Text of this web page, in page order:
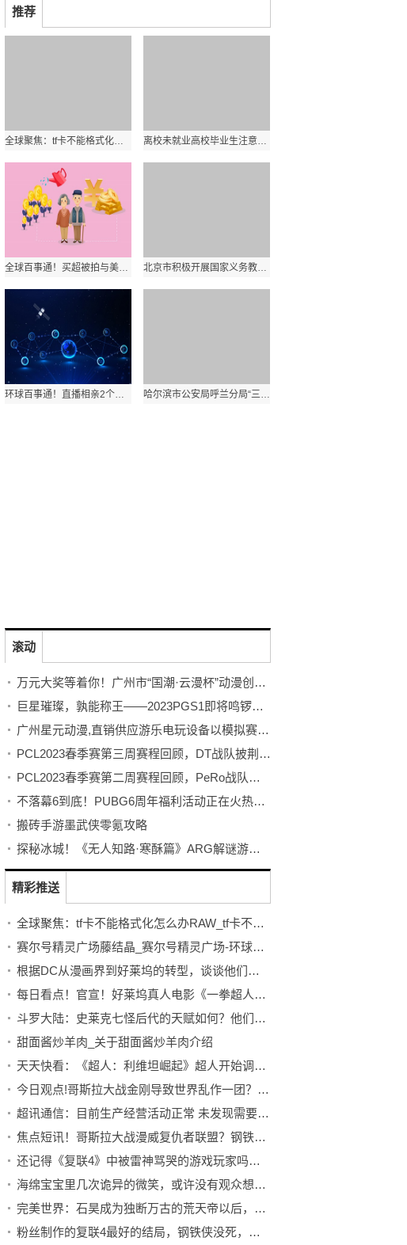
推荐
全球聚焦：tf卡不能格式化怎么办RAW_tf卡不能格式化怎么办 离校未就业高校毕业生注意！这些政策与你有关
全球百事通！买超被拍与美女深夜约会，女子身材纤细打扮火辣，拿外套当裙子穿 北京市积极开展国家义务教育质量监测|环球新要闻
环球百事通！直播相亲2个月，礼物刷了上万元 哈尔滨市公安局呼兰分局“三聚焦”着力优化法治营商环境护航经济社会高质量发展
滚动
万元大奖等着你！广州市“国潮·云漫杯”动漫创作大赛开赛！
巨星璀璨，孰能称王——2023PGS1即将鸣锣开赛！
广州星元动漫,直销供应游乐电玩设备以模拟赛车游戏机,组成含有多个部件
PCL2023春季赛第三周赛程回顾，DT战队披荆斩棘登顶周冠
PCL2023春季赛第二周赛程回顾，PeRo战队绝地反击夺桂冠
不落幕6到底！PUBG6周年福利活动正在火热开启！
搬砖手游墨武侠零氪攻略
探秘冰城！《无人知路·寒酥篇》ARG解谜游戏！打破次元的更多可能！
精彩推送
全球聚焦：tf卡不能格式化怎么办RAW_tf卡不能格式化怎么办
赛尔号精灵广场藤结晶_赛尔号精灵广场-环球资讯
根据DC从漫画界到好莱坞的转型，谈谈他们伴随着争议的原因 世界微资讯
每日看点！官宣！好莱坞真人电影《一拳超人》要来了
斗罗大陆：史莱克七怪后代的天赋如何？他们都是谁？_天天聚看点
甜面酱炒羊肉_关于甜面酱炒羊肉介绍
天天快看：《超人：利维坦崛起》超人开始调查利维坦，幕后黑手究竟是谁？
今日观点!哥斯拉大战金刚导致世界乱作一团？这里，世界由你来拯救
超讯通信：目前生产经营活动正常 未发现需要澄清或回应的媒体报道或市场传闻-当前速读
焦点短讯！哥斯拉大战漫威复仇者联盟？钢铁侠雷神拿它都没办法
还记得《复联4》中被雷神骂哭的游戏玩家吗？终于知道他是谁了！
海绵宝宝里几次诡异的微笑，或许没有观众想的那么简单_天天观速讯
完美世界：石昊成为独断万古的荒天帝以后，他回报了亲朋好友什么
粉丝制作的复联4最好的结局，钢铁侠没死，鹰眼和娜塔莎在一起！